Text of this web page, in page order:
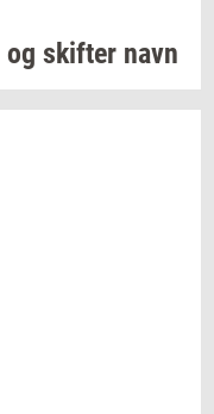
og skif­ter navn